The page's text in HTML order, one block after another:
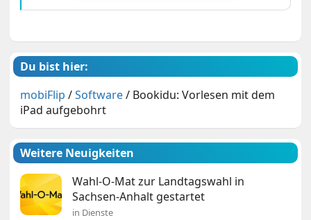
Du bist hier:
mobiFlip /Software/ Bookidu: Vorlesen mit dem
iPad aufgebohrt
Weitere Neuigkeiten
Wahl-O-Mat zur Landtagswahl in
Sachsen-Anhalt gestartet
in Dienste